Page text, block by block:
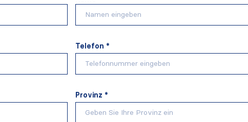
Telefon *
Provinz *